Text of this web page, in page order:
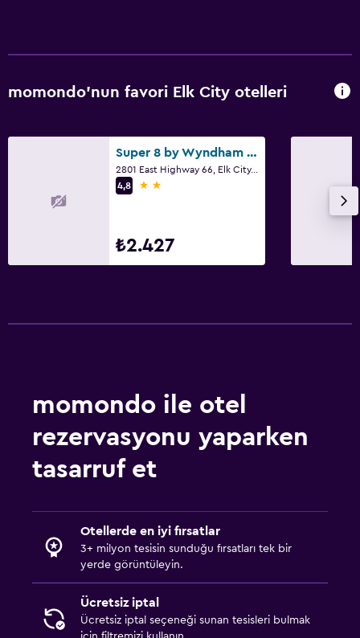
momondo'nun favori Elk City otelleri
Super 8 by Wyndham Elk City
2801 East Highway 66, Elk City, OK
4,8
2 yıldız
₺2.427
momondo ile otel
rezervasyonu yaparken
tasarruf et
Otellerde en iyi fırsatlar
3+ milyon tesisin sunduğu fırsatları tek bir
yerde görüntüleyin.
Ücretsiz iptal
Ücretsiz iptal seçeneği sunan tesisleri bulmak